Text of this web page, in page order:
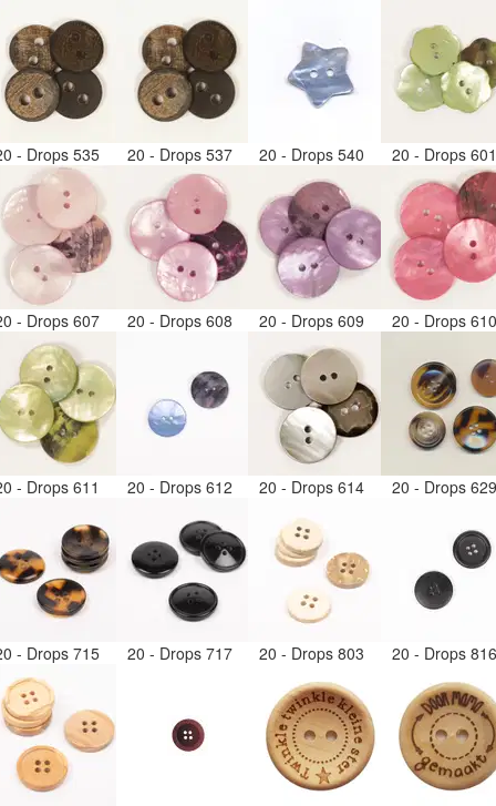
- Drops 535 20 - Drops 537 20 - Drops 540 20 - Drops
- Drops 607 20 - Drops 608 20 - Drops 609 20 - Drops
- Drops 611 20 - Drops 612 20 - Drops 614 20 - Drops
- Drops 715 20 - Drops 717 20 - Drops 803 20 - Drops